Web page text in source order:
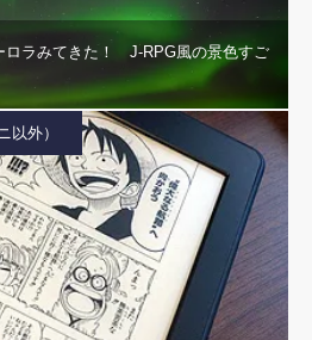
ロラみてきた！ J-RPG風の景色すご
以外）